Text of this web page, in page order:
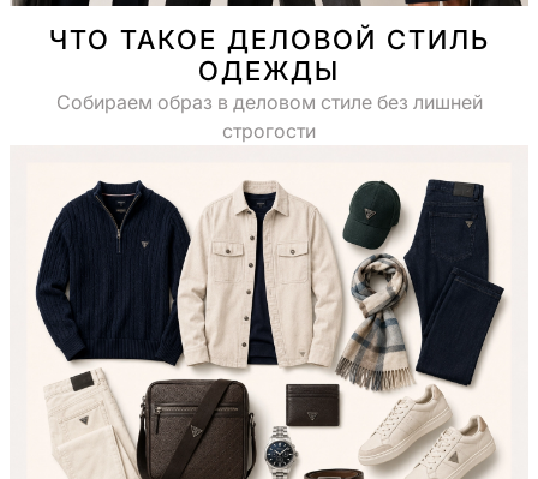
ЧТО ТАКОЕ ДЕЛОВОЙ СТИЛЬ
ОДЕЖДЫ
Собираем образ в деловом стиле без лишней
строгости